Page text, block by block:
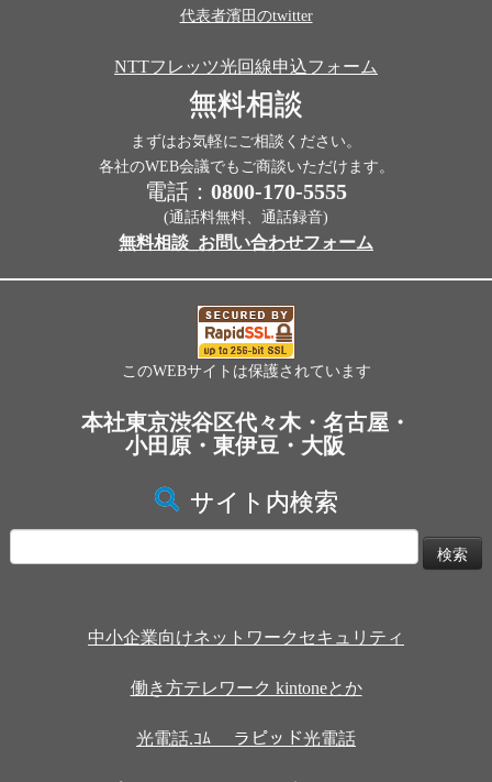
代表者濱田のtwitter
NTTフレッツ光回線申込フォーム
無料相談
まずはお気軽にご相談ください。
各社のWEB会議でもご商談いただけます。
電話： 0800-170-5555
(通話料無料、通話録音)
無料相談_お問い合わせフォーム
このWEBサイトは保護されています
本社東京渋谷区代々木・名古屋・
小田原・東伊豆・大阪
サイト内検索
索:
中小企業向けネットワークセキュリティ
働き方テレワーク kintoneとか
光電話.ｺﾑ ラピッド光電話